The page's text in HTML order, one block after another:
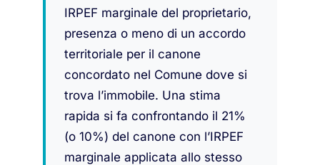
IRPEF marginale del proprietario,
presenza o meno di un accordo
territoriale per il canone
concordato nel Comune dove si
trova l’immobile. Una stima
rapida si fa confrontando il 21%
(o 10%) del canone con l’IRPEF
marginale applicata allo stesso